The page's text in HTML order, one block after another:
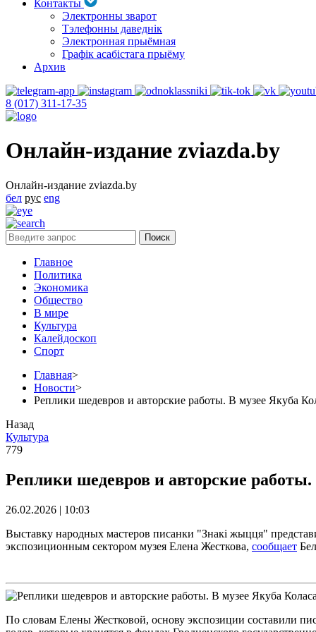
Контакты
Электронны зварот
Тэлефонны даведнік
Электронная прыёмная
Графік асабістага прыёму
Архив
8 (017) 311-17-35
Онлайн-издание zviazda.by
Онлайн-издание zviazda.by
бел рус eng
Главное
Политика
Экономика
Общество
В мире
Культура
Калейдоскоп
Спорт
Главная>
Новости>
Реплики шедевров и авторские работы. В музее Якуба
Назад
Культура
779
Реплики шедевров и авторские
26.02.2026 | 10:03
Выставку народных мастеров писанки "Знакі жыцця"
экспозиционным сектором музея Елена Жесткова, сообщает
По словам Елены Жестковой, основу экспозиции составили